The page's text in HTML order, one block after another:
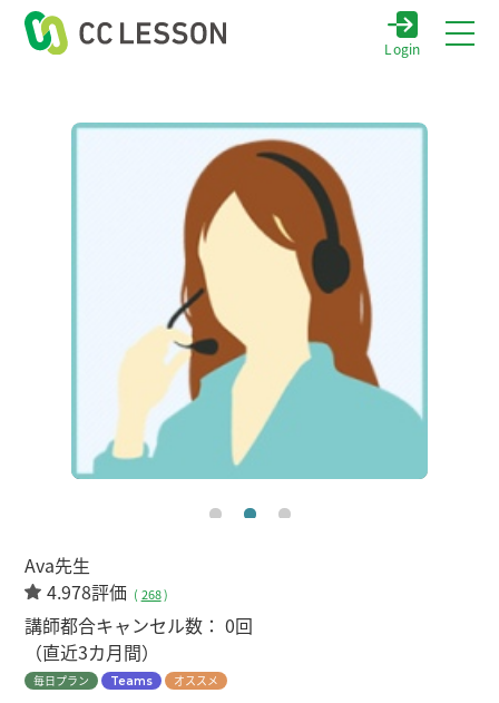
Login
Ava先生
4.978評価 ( 268)
講師都合キャンセル数：0回
（直近3カ月間）
毎日プラン Teams オススメ